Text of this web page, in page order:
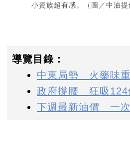
小資族超有感。（圖／中油提
導覽目錄：
中東局勢 火藥味重
政府撐腰 狂吸124
下週最新油價 一